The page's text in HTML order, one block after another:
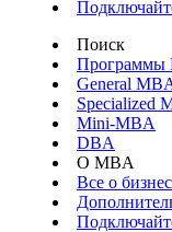
Поиск
General
Specialized
Mini-MBA
DBA
О MBA
Все о